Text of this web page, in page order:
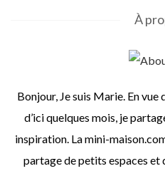
À
Bonjour, Je suis Marie. En
d’ici quelques mois, je
inspiration. La mini-
partage de petits espaces et